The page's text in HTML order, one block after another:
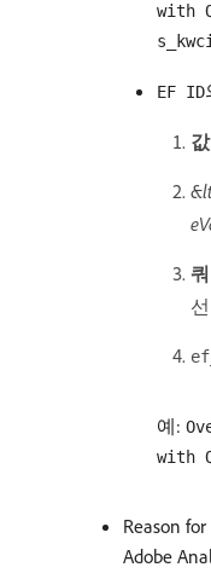
with
EF ID
예:
with
Reason
Adobe